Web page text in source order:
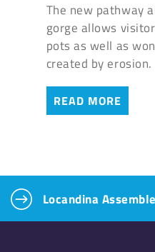
The new pathway
gorge allows
pots as well as
created by erosion.
READ MORE
Locandina